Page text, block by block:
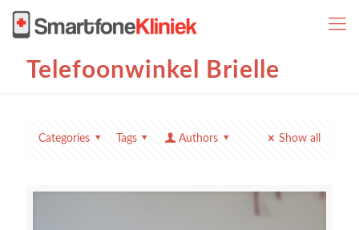
Telefoonwinkel Brielle
Categories Tags Authors Show all